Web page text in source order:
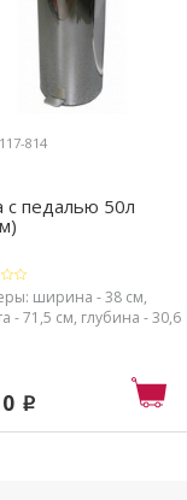
814
с педалью 50л
ширина - 38 см,
- 71,5 см, глубина - 30,6
p